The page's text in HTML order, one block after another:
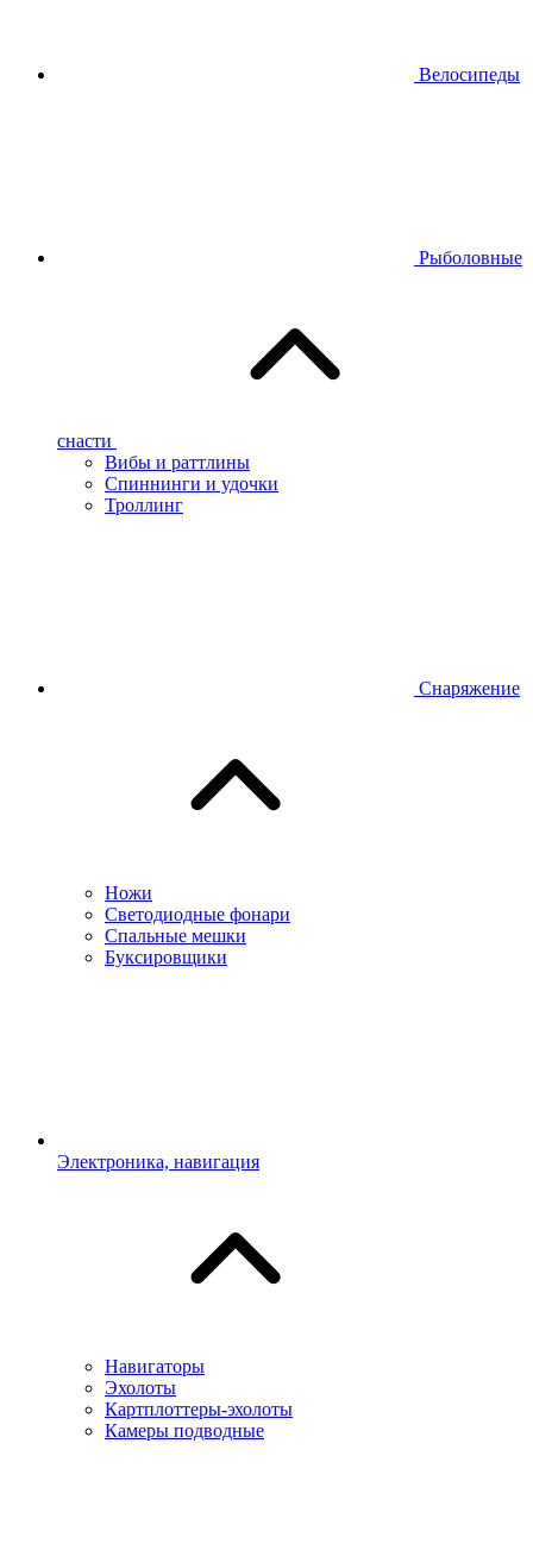
Велосипеды
Рыболовные
снасти
Вибы и раттлины
Спиннинги и удочки
Троллинг
Снаряжение
Ножи
Светодиодные фонари
Спальные мешки
Буксировщики
Электроника, навигация
Навигаторы
Эхолоты
Картплоттеры-эхолоты
Камеры подводные